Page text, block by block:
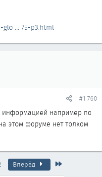
... 75-p3.html
#1 760
информацией например по
этом форуме нет толком
Вперёд